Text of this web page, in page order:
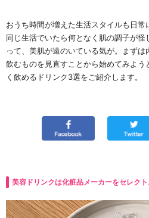
おうち時間が増えた生活スタイルも日常
同じ生活でいたら何となく肌の調子が
って、美肌が遠のいている気が。まず
飲むものを見直すことから始めてみよう
く飲めるドリンク3選をご紹介します。
美容ドリンクは化粧品メーカーをセレクト